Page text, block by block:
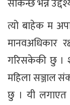
त्यो बाहेक म
मानवअधिकार
गरिसकेकी छु ।
महिला सञ्जाल
छु । यी लगाएत